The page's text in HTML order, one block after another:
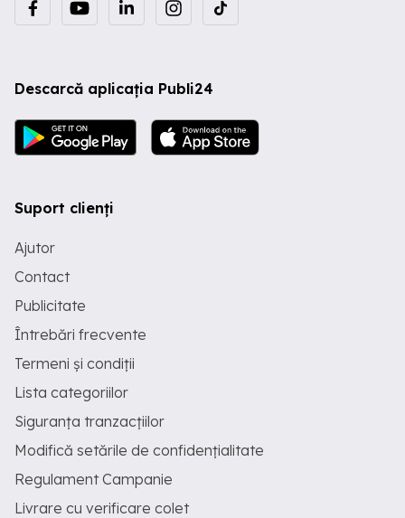
Descarcă aplicația Publi24
Suport clienți
Ajutor
Contact
Publicitate
Întrebări frecvente
Termeni și condiții
Lista categoriilor
Siguranța tranzacțiilor
Modifică setările de confidențialitate
Regulament Campanie
Livrare cu verificare colet